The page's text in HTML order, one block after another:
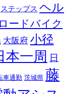
ステップス ヘル
ロードバイク
大阪府 小径
本一周 日
車通勤 茨城県 藤